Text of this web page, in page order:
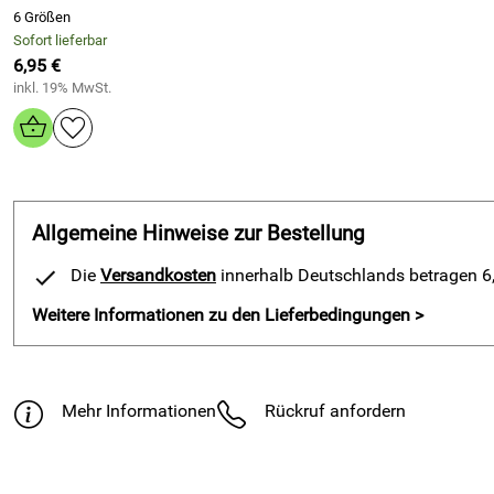
6 Größen
Sofort lieferbar
6,95 €
inkl. 19% MwSt.
Allgemeine Hinweise zur Bestellung
Die Versandkosten innerhalb Deutschlands betragen
Weitere Informationen zu den Lieferbedingungen >
Mehr Informationen Rückruf anfordern